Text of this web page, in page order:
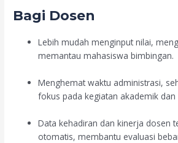
Bagi Dosen
Lebih mudah menginput nilai,
memantau mahasiswa bimbingan.
Menghemat waktu administrasi,
fokus pada kegiatan akademik dan
Data kehadiran dan kinerja dosen
otomatis, membantu evaluasi